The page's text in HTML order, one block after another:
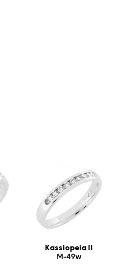
Kassiopeia II
M-49w